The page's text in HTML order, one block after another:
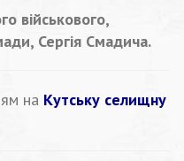
військового,
Сергія Смадича.
на Кутську селищну